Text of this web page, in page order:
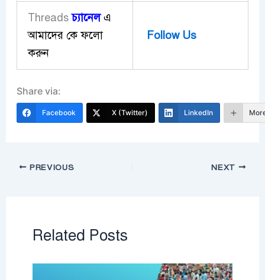
Threadsচ্যানেলএ
আমাদের কে ফলো
করুন
Follow Us
Share via:
Facebook X (Twitter) LinkedIn
PREVIOUS NEXT
Related Posts